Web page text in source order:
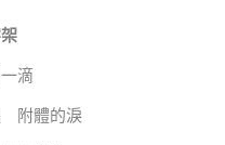
滴
附體的淚